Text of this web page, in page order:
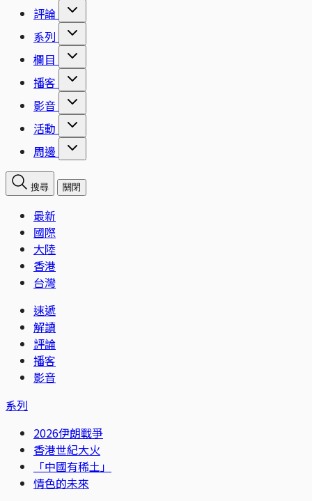
評論
系列
欄目
播客
影音
活動
周邊
搜尋 關閉
最新
國際
大陸
香港
台灣
速遞
解讀
評論
播客
影音
系列
2026伊朗戰爭
香港世紀大火
「中國有稀土」
情色的未來